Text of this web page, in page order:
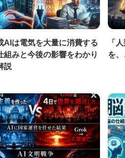
AIは電気を大量に消費する
組みと今後の影響をわかり
説
「
を